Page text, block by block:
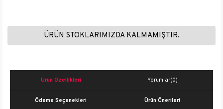
ÜRÜN STOKLARIMIZDA KALMAMIŞTIR.
Ürün Özellikleri Yorumlar(0)
Ödeme Seçenekleri Ürün Önerileri